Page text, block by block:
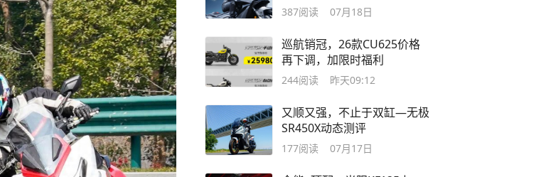
387阅读 07月18日
巡航销冠，26款CU625价格
再下调，加限时福利
244阅读 昨天09:12
又顺又强，不止于双缸—无极
SR450X动态测评
177阅读 07月17日